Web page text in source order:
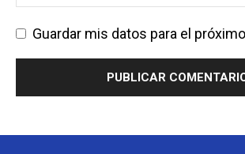
Guardar mis datos para el